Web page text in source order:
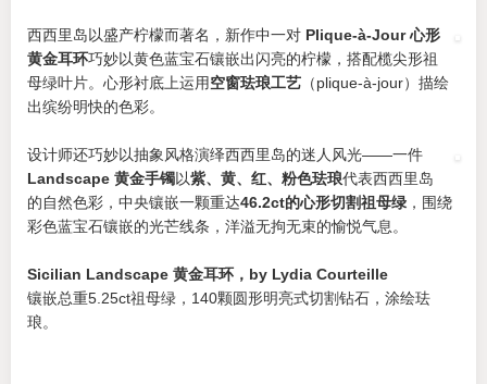
西西里岛以盛产柠檬而著名，新作中一对 Plique-à-Jour 心形
黄金耳环巧妙以黄色蓝宝石镶嵌出闪亮的柠檬，搭配榄尖形祖
母绿叶片。心形衬底上运用空窗珐琅工艺 （plique-à-jour）描绘
出缤纷明快的色彩。
设计师还巧妙以抽象风格演绎西西里岛的迷人风光——一件
Landscape 黄金手镯以紫、黄、红、粉色珐琅代表西西里岛
的自然色彩，中央镶嵌一颗重达46.2ct的心形切割祖母绿 ，围绕
彩色蓝宝石镶嵌的光芒线条，洋溢无拘无束的愉悦气息。
Sicilian Landscape 黄金耳环，by Lydia Courteille
镶嵌总重5.25ct祖母绿，140颗圆形明亮式切割钻石，涂绘珐
琅。